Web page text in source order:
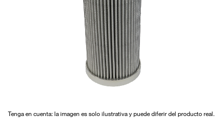
Tenga en cuenta: la imagen es solo ilustrativa y puede diferir del producto real.